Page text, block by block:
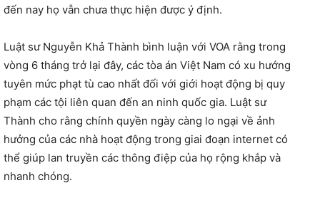
đến nay họ vẫn chưa thực hiện được ý định.
Luật sư Nguyễn Khả Thành bình luận với VOA rằng trong
vòng 6 tháng trở lại đây, các tòa án Việt Nam có xu hướng
tuyên mức phạt tù cao nhất đối với giới hoạt động bị quy
phạm các tội liên quan đến an ninh quốc gia. Luật sư
Thành cho rằng chính quyền ngày càng lo ngại về ảnh
hưởng của các nhà hoạt động trong giai đoạn internet có
thể giúp lan truyền các thông điệp của họ rộng khắp và
nhanh chóng.